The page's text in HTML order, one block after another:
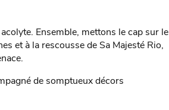
Ensemble, mettons le cap sur le
et à la rescousse de Sa Majesté Rio,
de somptueux décors